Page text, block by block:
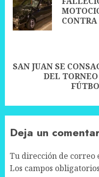
Next
SAN JUAN SE
DEL
Deja un
Tu dirección de correo
Los campos